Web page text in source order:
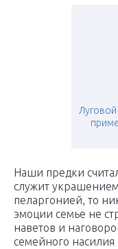
Наши предки
служит
пеларгонией, то
эмоции семье не
наветов и
семейного насилия